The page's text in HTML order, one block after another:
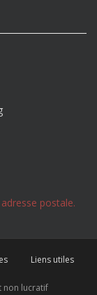
postale.
Liens utiles
non lucratif